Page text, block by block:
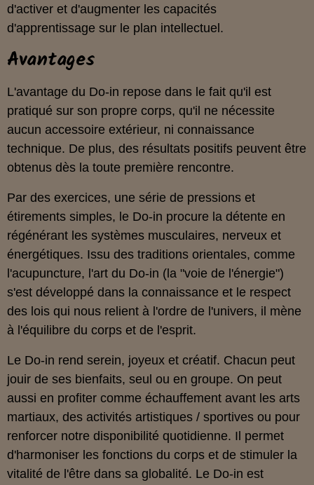
d'activer et d'augmenter les capacités
d'apprentissage sur le plan intellectuel.
Avantages
L'avantage du Do-in repose dans le fait qu'il est
pratiqué sur son propre corps, qu'il ne nécessite
aucun accessoire extérieur, ni connaissance
technique. De plus, des résultats positifs peuvent être
obtenus dès la toute première rencontre.
Par des exercices, une série de pressions et
étirements simples, le Do-in procure la détente en
régénérant les systèmes musculaires, nerveux et
énergétiques. Issu des traditions orientales, comme
l'acupuncture, l'art du Do-in (la "voie de l'énergie")
s'est développé dans la connaissance et le respect
des lois qui nous relient à l'ordre de l'univers, il mène
à l'équilibre du corps et de l'esprit.
Le Do-in rend serein, joyeux et créatif. Chacun peut
jouir de ses bienfaits, seul ou en groupe. On peut
aussi en profiter comme échauffement avant les arts
martiaux, des activités artistiques / sportives ou pour
renforcer notre disponibilité quotidienne. Il permet
d'harmoniser les fonctions du corps et de stimuler la
vitalité de l'être dans sa globalité. Le Do-in est